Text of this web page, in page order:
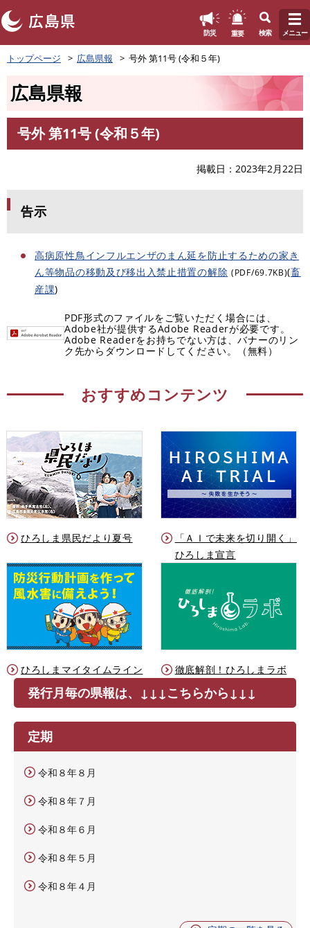
ペ
ー
頭
す
防災 重要 検索 メニュー
トップページ 広島県報 号外 第11号 (令和５年)
広島県報
文
号外 第11号 (令和５年)
掲載日 2023年2月22日
告示
高病原性鳥インフルエンザのまん延を防止するための家き
ん等物品の移動及び移出入禁止措置の解除 (PDF/69.7KB)(畜
産課)
PDF形式のファイルをご覧いただく場合には、
Adobe社が提供するAdobe Readerが必要です。
Adobe Readerをお持ちでない方は、バナーのリン
ク先からダウンロードしてください。（無料）
おすすめコンテンツ
ひろしま県民だより夏号
「ＡＩで未来を切り開く」
ひろしま宣言
ひろしまマイタイムライン 徹底解剖！ひろしまラボ
発行月毎の県報は、↓↓↓こちらから↓↓↓
定期
令和８年８月
令和８年７月
令和８年６月
令和８年５月
令和８年４月